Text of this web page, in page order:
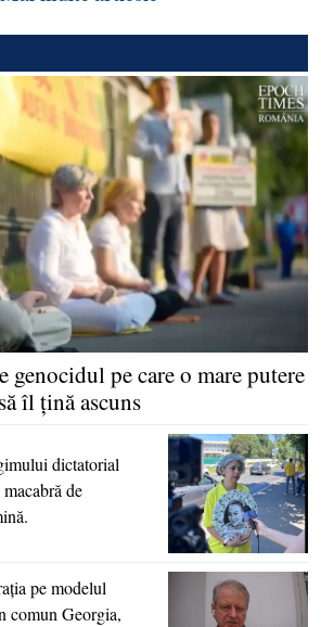
genocidul pe care o mare putere
îl ţină ascuns
dictatorial
de
pe modelul
comun Georgia,